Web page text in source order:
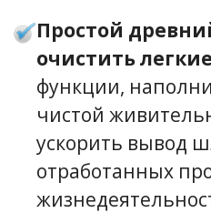
Простой
очистить
функции,
чистой
ускорить вывод
отработанных